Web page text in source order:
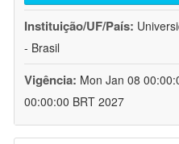
Instituição/UF/País:
- Brasil
Vigência: Mon Jan 08
00:00:00 BRT 2027